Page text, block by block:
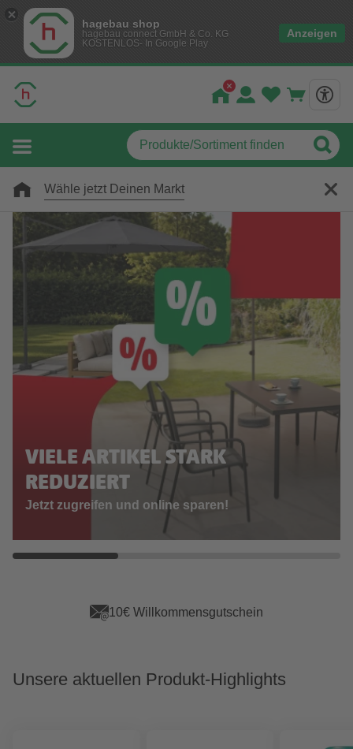
hagebau shop
hagebau connect GmbH & Co. KG
KOSTENLOS- In Google Play
Anzeigen
Wähle jetzt Deinen Markt
VIELE ARTIKEL STARK
REDUZIERT
Jetzt zugreifen und online sparen!
App Vorteile sichern
Unsere aktuellen Produkt-Highlights